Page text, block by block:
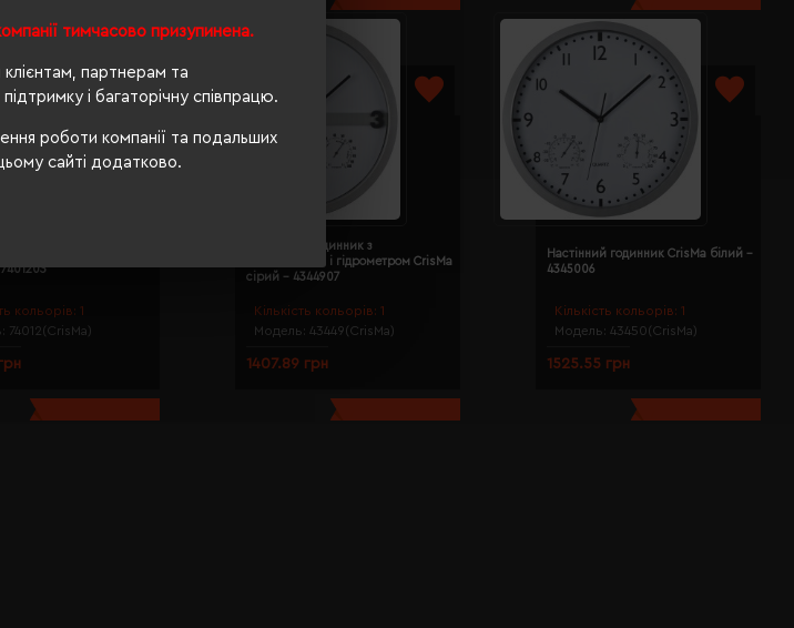
тимчасово призупинена.
партнерам та
і багаторічну співпрацю.
роботи компанії та подальших
сайті додатково.
кольорів: 1
74012(CrisMa)
Кількість кольорів: 1
Модель: 43449(CrisMa)
Настінний годинник з
термометром і гідрометром CrisMa
сірий - 4344907
1407.89 грн
Кількість кольорів: 1
Модель: 43450(CrisMa)
Настінний годинник CrisMa білий -
4345006
1525.55 грн